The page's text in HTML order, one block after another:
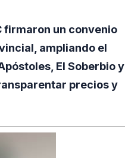
firmaron un convenio
ampliando el
El Soberbio y
precios y